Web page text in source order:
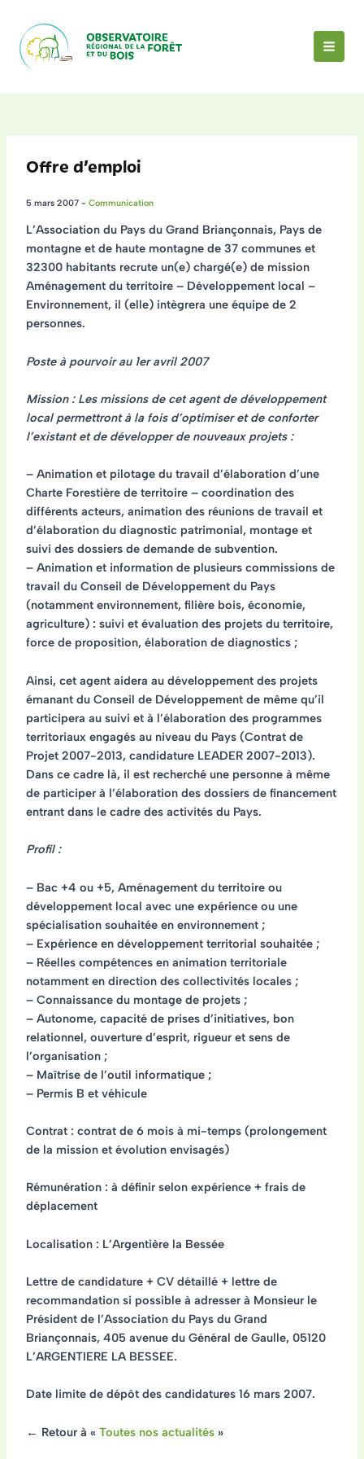
contenu
Offre d’emploi
5 mars 2007 - Communication
L’Association du Pays du Grand Briançonnais, Pays de
montagne et de haute montagne de 37 communes et
32300 habitants recrute un(e) chargé(e) de mission
Aménagement du territoire – Développement local –
Environnement, il (elle) intègrera une équipe de 2
personnes.
Poste à pourvoir au 1er avril 2007
Mission : Les missions de cet agent de développement
local permettront à la fois d’optimiser et de conforter
l’existant et de développer de nouveaux projets :
– Animation et pilotage du travail d’élaboration d’une
Charte Forestière de territoire – coordination des
différents acteurs, animation des réunions de travail et
d’élaboration du diagnostic patrimonial, montage et
suivi des dossiers de demande de subvention.
– Animation et information de plusieurs commissions de
travail du Conseil de Développement du Pays
(notamment environnement, filière bois, économie,
agriculture) : suivi et évaluation des projets du territoire,
force de proposition, élaboration de diagnostics ;
Ainsi, cet agent aidera au développement des projets
émanant du Conseil de Développement de même qu’il
participera au suivi et à l’élaboration des programmes
territoriaux engagés au niveau du Pays (Contrat de
Projet 2007-2013, candidature LEADER 2007-2013).
Dans ce cadre là, il est recherché une personne à même
de participer à l’élaboration des dossiers de financement
entrant dans le cadre des activités du Pays.
Profil :
– Bac +4 ou +5, Aménagement du territoire ou
développement local avec une expérience ou une
spécialisation souhaitée en environnement ;
– Expérience en développement territorial souhaitée ;
– Réelles compétences en animation territoriale
notamment en direction des collectivités locales ;
– Connaissance du montage de projets ;
– Autonome, capacité de prises d’initiatives, bon
relationnel, ouverture d’esprit, rigueur et sens de
l’organisation ;
– Maîtrise de l’outil informatique ;
– Permis B et véhicule
Contrat : contrat de 6 mois à mi-temps (prolongement
de la mission et évolution envisagés)
Rémunération : à définir selon expérience + frais de
déplacement
Localisation : L’Argentière la Bessée
Lettre de candidature + CV détaillé + lettre de
recommandation si possible à adresser à Monsieur le
Président de l’Association du Pays du Grand
Briançonnais, 405 avenue du Général de Gaulle, 05120
L’ARGENTIERE LA BESSEE.
Date limite de dépôt des candidatures 16 mars 2007.
← Retour à « Toutes nos actualités»